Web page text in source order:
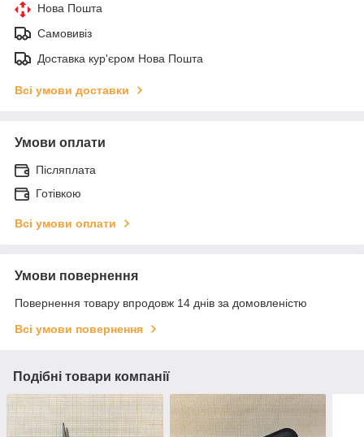
Нова Пошта
Самовивіз
Доставка кур'єром Нова Пошта
Всі умови доставки
Умови оплати
Післяплата
Готівкою
Всі умови оплати
Умови повернення
Повернення товару впродовж 14 днів за домовленістю
Всі умови повернення
Подібні товари компанії